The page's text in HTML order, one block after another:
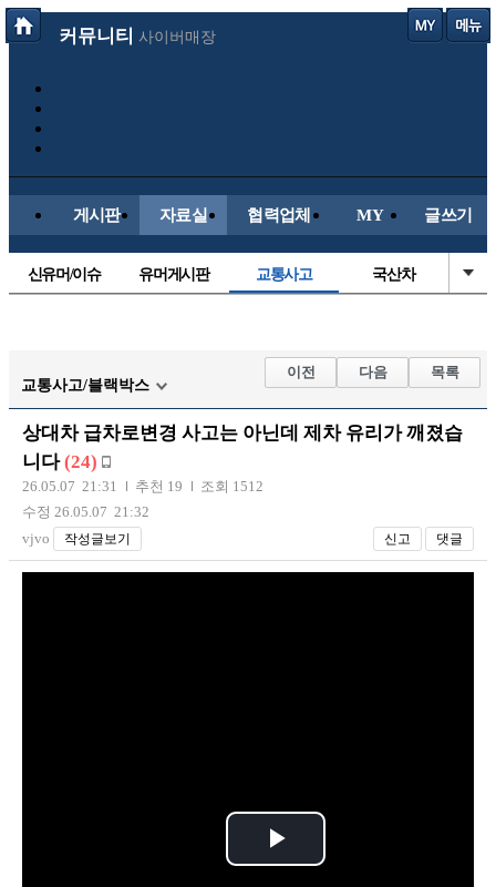
커뮤니티 사이버매장
게시판 자료실 협력업체 MY 글쓰기
신유머/이슈 유머게시판 교통사고 국산차
자유사진 군사/무기
트럭/버스 항공/해운/철도
장착시공사진
교통사고/블랙박스
이전 다음 목록
상대차 급차로변경 사고는 아닌데 제차 유리가 깨졌습
니다 (24)
26.05.07 21:31 추천 19
조회 1512
수정 26.05.07 21:32
vjvo
작성글보기 신고 댓글
P